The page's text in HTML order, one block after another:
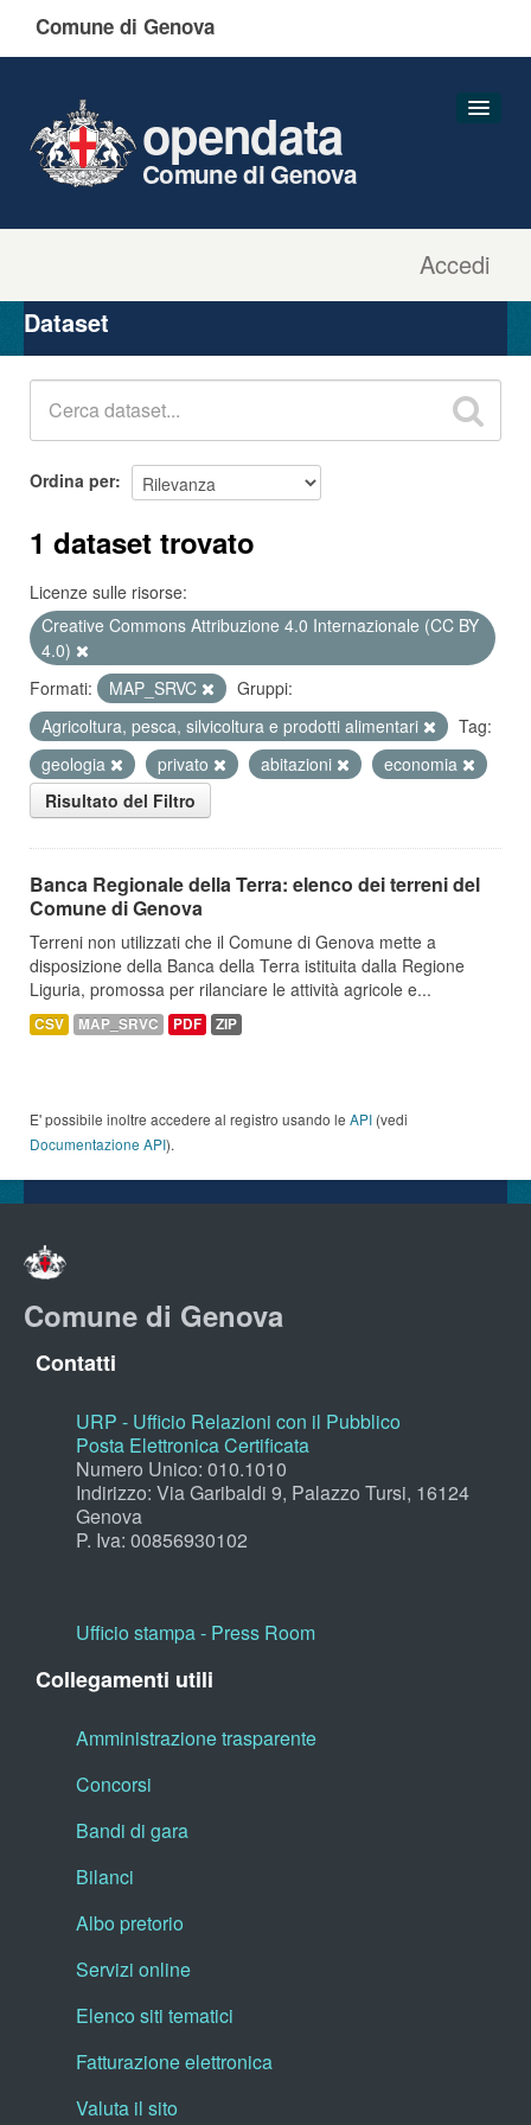
Comune di Genova
Accedi
opendata
Comune di Genova
Organizzazioni
Gruppi
Dataset
Ordina per
1 dataset trovato
Licenze sulle risorse:
Creative Commons Attribuzione 4.0 Internazionale (CC BY
4.0)
Formati:
MAP_SRVC
Gruppi:
Agricoltura, pesca, silvicoltura e prodotti alimentari
Tag:
geologia
privato abitazioni
economia
Risultato del Filtro
Banca Regionale della Terra: elenco dei terreni del
Comune di Genova
Terreni non utilizzati che il Comune di Genova mette a
disposizione della Banca della Terra istituita dalla Regione
Liguria, promossa per rilanciare le attività agricole e...
CSV MAP_SRVC PDF ZIP
E' possibile inoltre accedere al registro usando le API (vedi
Documentazione API).
Comune di Genova
Contatti
URP - Ufficio Relazioni con il Pubblico
Posta Elettronica Certificata
Numero Unico: 010.1010
Indirizzo: Via Garibaldi 9, Palazzo Tursi, 16124
Genova
P. Iva: 00856930102
Ufficio stampa - Press Room
Collegamenti utili
Amministrazione trasparente
Concorsi
Bandi di gara
Bilanci
Albo pretorio
Servizi online
Elenco siti tematici
Fatturazione elettronica
Valuta il sito